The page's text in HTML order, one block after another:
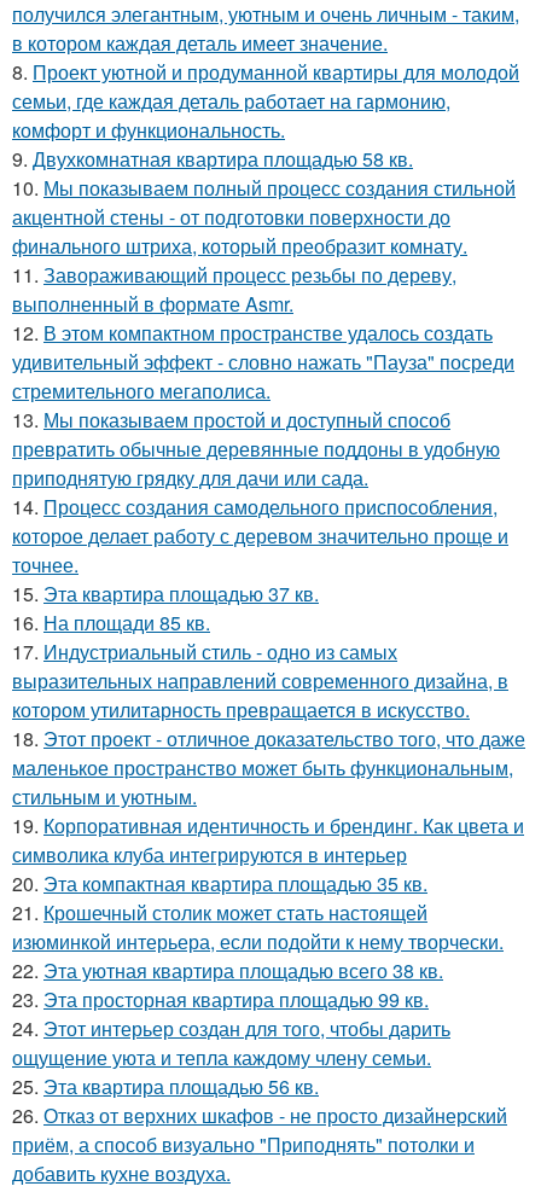
получился элегантным, уютным и очень личным - таким,
в котором каждая деталь имеет значение.
8. Проект уютной и продуманной квартиры для молодой
семьи, где каждая деталь работает на гармонию,
комфорт и функциональность.
9. Двухкомнатная квартира площадью 58 кв.
10. Мы показываем полный процесс создания стильной
акцентной стены - от подготовки поверхности до
финального штриха, который преобразит комнату.
11. Завораживающий процесс резьбы по дереву,
выполненный в формате Asmr.
12. В этом компактном пространстве удалось создать
удивительный эффект - словно нажать "Пауза" посреди
стремительного мегаполиса.
13. Мы показываем простой и доступный способ
превратить обычные деревянные поддоны в удобную
приподнятую грядку для дачи или сада.
14. Процесс создания самодельного приспособления,
которое делает работу с деревом значительно проще и
точнее.
15. Эта квартира площадью 37 кв.
16. На площади 85 кв.
17. Индустриальный стиль - одно из самых
выразительных направлений современного дизайна, в
котором утилитарность превращается в искусство.
18. Этот проект - отличное доказательство того, что даже
маленькое пространство может быть функциональным,
стильным и уютным.
19. Корпоративная идентичность и брендинг. Как цвета и
символика клуба интегрируются в интерьер
20. Эта компактная квартира площадью 35 кв.
21. Крошечный столик может стать настоящей
изюминкой интерьера, если подойти к нему творчески.
22. Эта уютная квартира площадью всего 38 кв.
23. Эта просторная квартира площадью 99 кв.
24. Этот интерьер создан для того, чтобы дарить
ощущение уюта и тепла каждому члену семьи.
25. Эта квартира площадью 56 кв.
26. Отказ от верхних шкафов - не просто дизайнерский
приём, а способ визуально "Приподнять" потолки и
добавить кухне воздуха.